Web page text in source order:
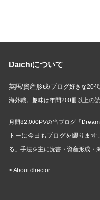
Daichiについて
英語/資産形成/ブログ好きな20
海外職。趣味は年間200冊以上の読
月間82,000PVの当ブログ「
トーに今日もブログを綴ります。
る」手法を主に読書・資産形成・
>About director